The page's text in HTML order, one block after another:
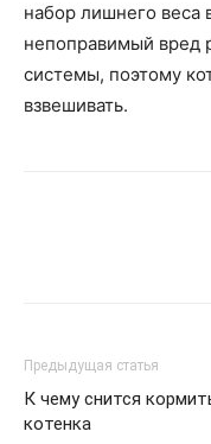
набор лишнего веса
непоправимый вред
системы, поэтому
взвешивать.
Предыдущая статья
К чему снится
котенка